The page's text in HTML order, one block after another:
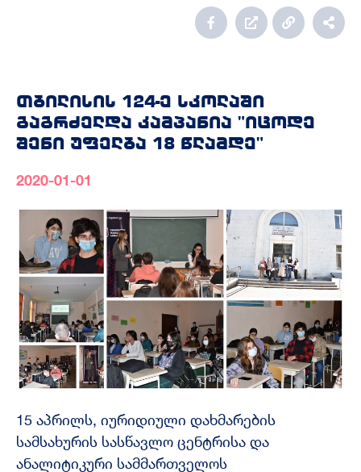
თბილისის 124-ე სკოლაში
გაგრძელდა კამპანია "იცოდე
შენი უფელბა 18 წლამდე"
2020-01-01
15 აპრილს, იურიდიული დახმარების
სამსახურის სასწავლო ცენტრისა და
ანალიტიკური სამმართველოს